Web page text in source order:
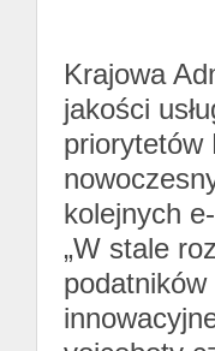
Krajowa
jakości
priorytetów
kolejnych
„W stale